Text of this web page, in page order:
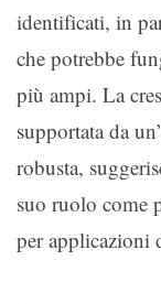
identificati, in
che potrebbe
più ampi. La
supportata da
robusta,
suo ruolo come
per applicazioni